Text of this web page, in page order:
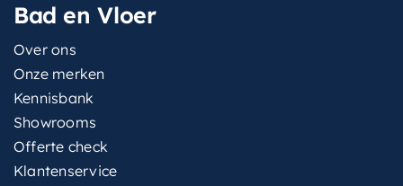
Bad en Vloer
Over ons
Onze merken
Kennisbank
Showrooms
Offerte check
Klantenservice